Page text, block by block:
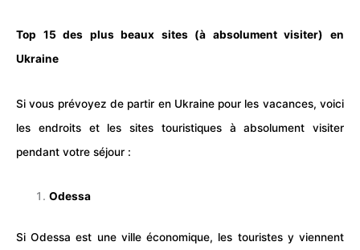
Top 15 des plus beaux sites (à absolument visiter) en
Ukraine
Si vous prévoyez de partir en Ukraine pour les vacances, voici
les endroits et les sites touristiquesà absolument visiter
pendant votre séjour :
Odessa
Si Odessa est une ville économique, les touristes y viennent